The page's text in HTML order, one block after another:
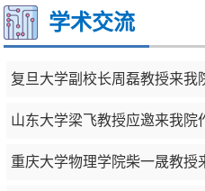
学术交流
复旦大学副校长周磊教授来我
山东大学梁飞教授应邀来我院
重庆大学物理学院柴一晟教授